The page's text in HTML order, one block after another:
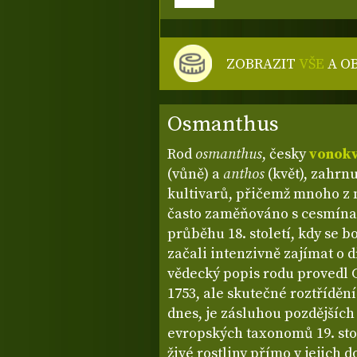
Osmanthus
Rodosmanthus, česky
(vůně) aanthos (květ),
kultivarů, přičemž mnoho z
často zaměňováno s
průběhu 18. století, kdy se
začali intenzivně zajímat o
vědecký popis rodu provedl
1753, ale skutečné
dnes, je zásluhou
evropských taxonomů 19.
ZOBRAZITVŠE A